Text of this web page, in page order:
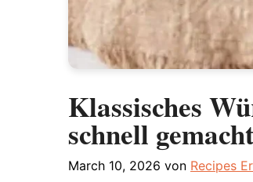
Klassisches
schnell
March 10, 2026 von Recipes